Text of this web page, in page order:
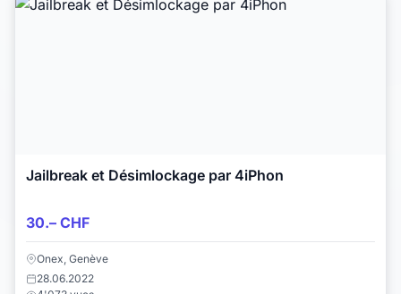
Jailbreak et Désimlockage par 4iPhon
30.– CHF
Onex, Genève
28.06.2022